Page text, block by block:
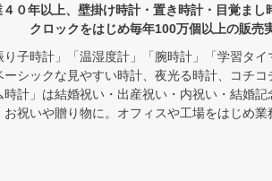
０年以上、壁掛け時計・置き時計・目覚まし
クロックをはじめ毎年100万個以上の販売
子時計」「温湿度計」「腕時計」「学習タ
シックな見やすい時計、夜光る時計、コチ
計」は結婚祝い・出産祝い・内祝い・結婚
祝いや贈り物に。オフィスや工場をはじめ